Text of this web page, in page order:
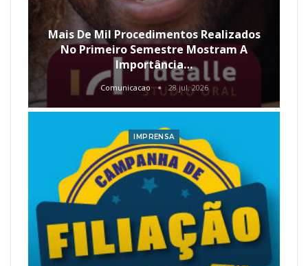
Mais De Mil Procedimentos Realizados
No Primeiro Semestre Mostram A
Importância…
Comunicacao 28 jul, 2026
IMPRENSA